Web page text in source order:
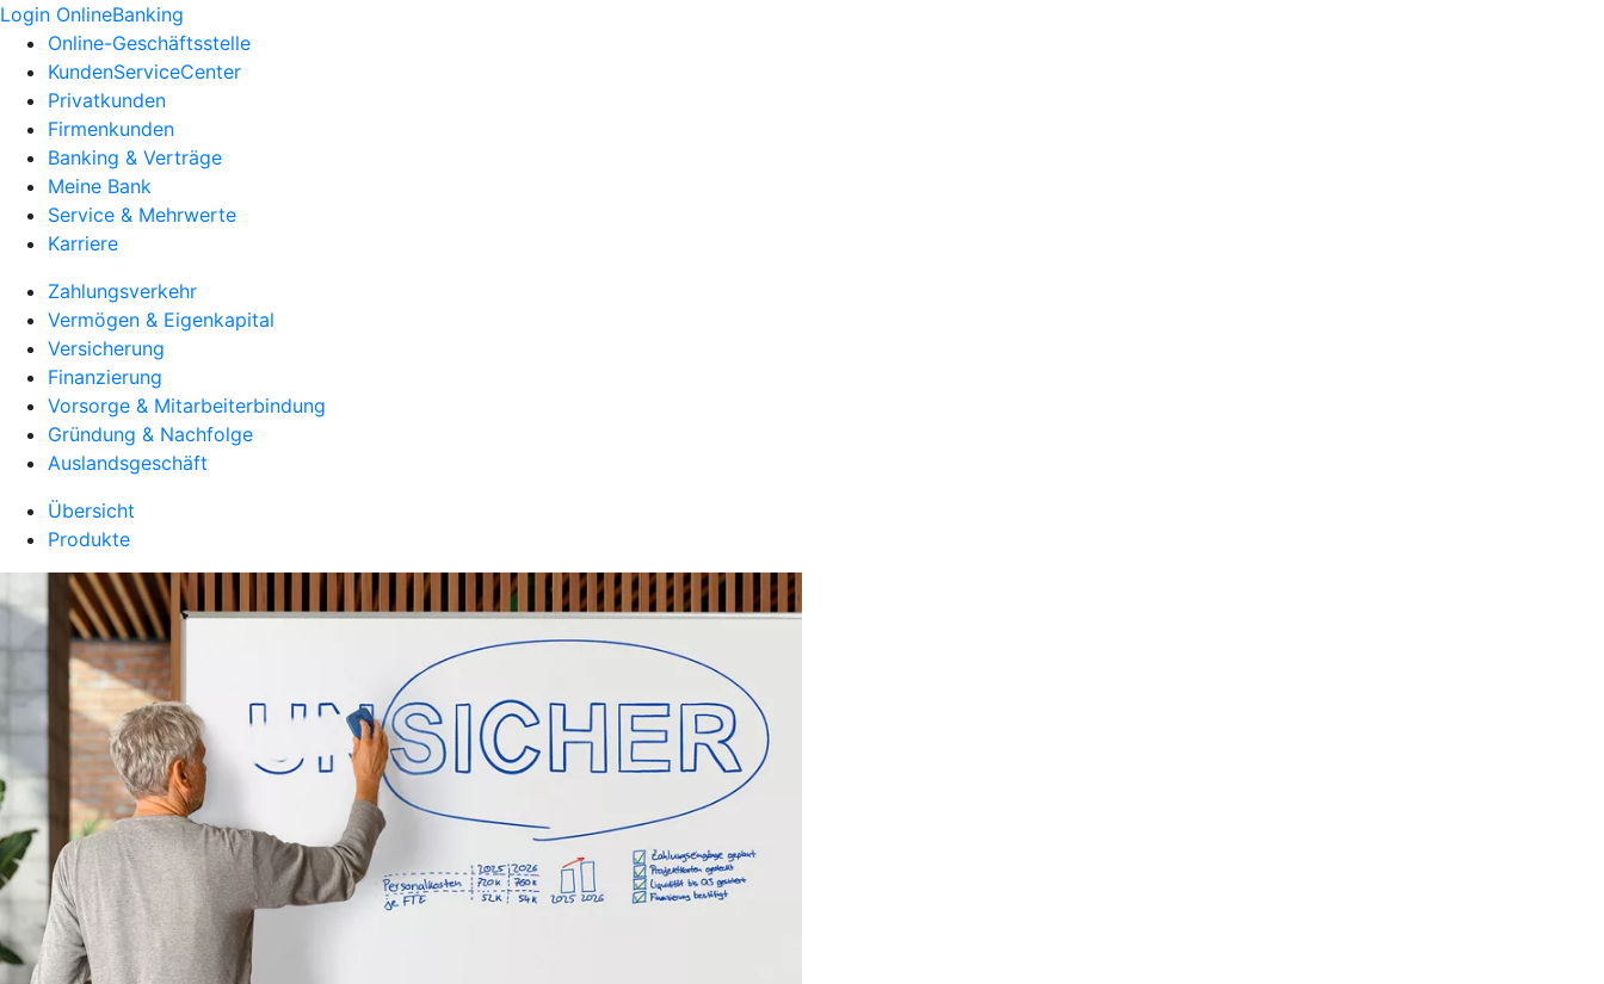
Login OnlineBanking
Online-Geschäftsstelle
KundenServiceCenter
Privatkunden
Firmenkunden
Banking & Verträge
Meine Bank
Service & Mehrwerte
Karriere
Zahlungsverkehr
Vermögen & Eigenkapital
Versicherung
Finanzierung
Vorsorge & Mitarbeiterbindung
Gründung & Nachfolge
Auslandsgeschäft
Übersicht
Produkte